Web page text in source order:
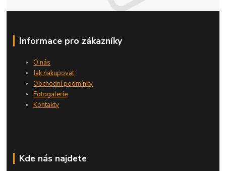
Informace pro zákazníky
O nás
Jak nakupovat
Obchodní podmínky
Fotogalerie
Kontakty
Kde nás najdete